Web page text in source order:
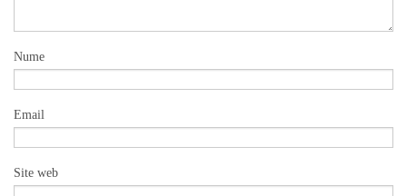
Nume
Email
Site web